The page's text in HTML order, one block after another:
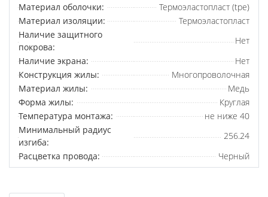
Материал оболочки:
Термоэластопласт (tpe)
Материал изоляции:
Термоэластопласт
Наличие защитного
покрова:
Нет
Наличие экрана:
Нет
Конструкция жилы:
Многопроволочная
Материал жилы:
Медь
Форма жилы:
Круглая
Температура монтажа:
не ниже 40
Минимальный радиус
изгиба:
256.24
Расцветка провода:
Черный